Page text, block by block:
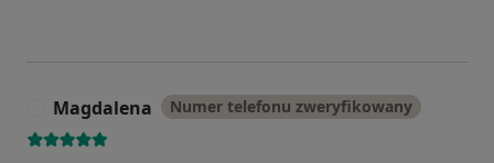
Magdalena Numer telefonu zweryfikowany